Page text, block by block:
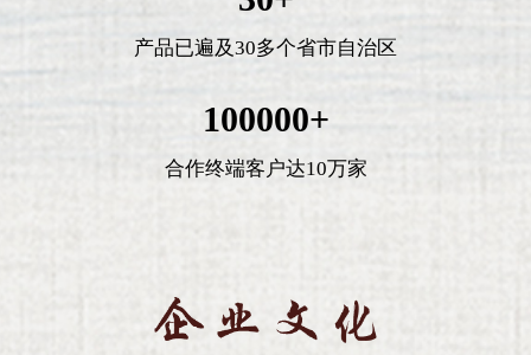
产品已遍及30多个省市自治区
100000+
合作终端客户达10万家